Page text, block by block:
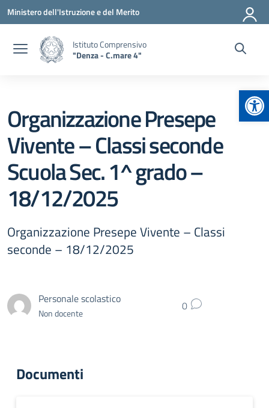
Vai ai contenuti
Vai al menu di navigazione
Vai al footer
Ministero dell'Istruzione e del Merito
Istituto Comprensivo
"Denza - C.mare 4"
Organizzazione Presepe
Vivente – Classi seconde
Scuola Sec. 1^ grado –
18/12/2025
Organizzazione Presepe Vivente – Classi
seconde – 18/12/2025
Personale scolastico
Non docente 0
Documenti